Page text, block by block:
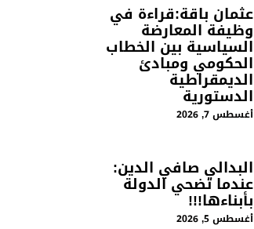
عثمان باقة:قراءة في
وظيفة المعارضة
السياسية بين الخطاب
الحكومي ومبادئ
الديمقراطية
الدستورية
أغسطس 7, 2026
البدالي صافي الدين:
عندما تضحي الدولة
بأبناءها!!!
أغسطس 5, 2026